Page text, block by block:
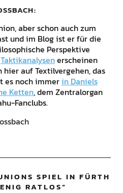
aber schon auch zum
und im Blog ist er für die
Perspektive
Taktikanalysenerscheinen
auf Textilvergehen, das
es noch immerin Daniels
Ketten, dem Zentralorgan
Fanclubs.
SPIEL IN FÜRTH
RATLOS”